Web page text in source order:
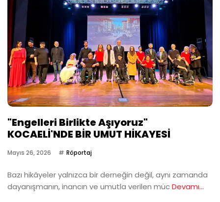
"Engelleri Birlikte Aşıyoruz"
KOCAELİ'NDE BİR UMUT HİKAYESİ
Mayıs 26, 2026 Röportaj
Bazı hikâyeler yalnızca bir derneğin değil, aynı zamanda
dayanışmanın, inancın ve umutla verilen mücDevamı...